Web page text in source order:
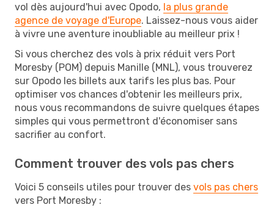
vol dès aujourd'hui avec Opodo, la plus grande
agence de voyage d'Europe. Laissez-nous vous aider
à vivre une aventure inoubliable au meilleur prix !
Si vous cherchez des vols à prix réduit vers Port
Moresby (POM) depuis Manille (MNL), vous trouverez
sur Opodo les billets aux tarifs les plus bas. Pour
optimiser vos chances d'obtenir les meilleurs prix,
nous vous recommandons de suivre quelques étapes
simples qui vous permettront d'économiser sans
sacrifier au confort.
Comment trouver des vols pas chers
Voici 5 conseils utiles pour trouver des vols pas chers
vers Port Moresby :